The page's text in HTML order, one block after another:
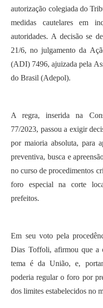
autorização colegiada do
medidas cautelares em
autoridades. A decisão se
21/6, no julgamento da
(ADI) 7496, ajuizada pela
do Brasil (Adepol).
A regra, inserida na
77/2023, passou a exigir
por maioria absoluta, para
preventiva, busca e
no curso de procedimentos
foro especial na corte
prefeitos.
Em seu voto pela
Dias Toffoli, afirmou que a
tema é da União, e,
poderia regular o foro por
dos limites estabelecidos no